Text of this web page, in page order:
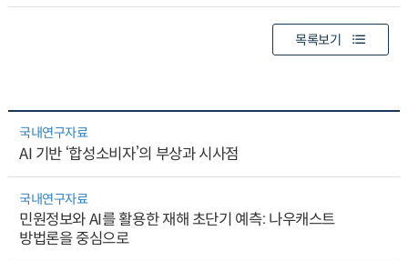
목록보기
국내연구자료
AI 기반 ‘합성소비자’의 부상과 시사점
국내연구자료
민원정보와 AI를 활용한 재해 초단기 예측: 나우캐스트
방법론을 중심으로